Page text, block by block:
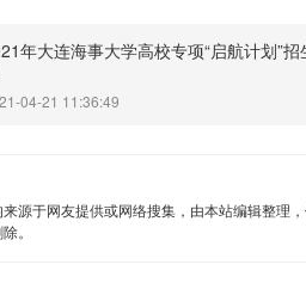
年大连海事大学高校专项“启航计划”招
04-21 11:36:49
源于网友提供或网络搜集，由本站编辑整理
。